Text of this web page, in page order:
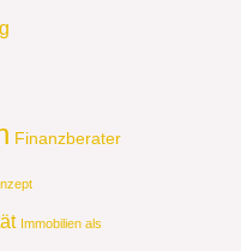
Finanzberater
Immobilien als